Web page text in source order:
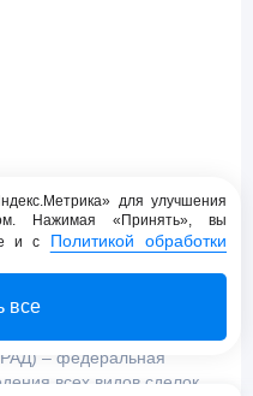
– федеральная
всех видов сделок
для улучшения
Нажимая «Принять», вы
и с Политикой обработки
все